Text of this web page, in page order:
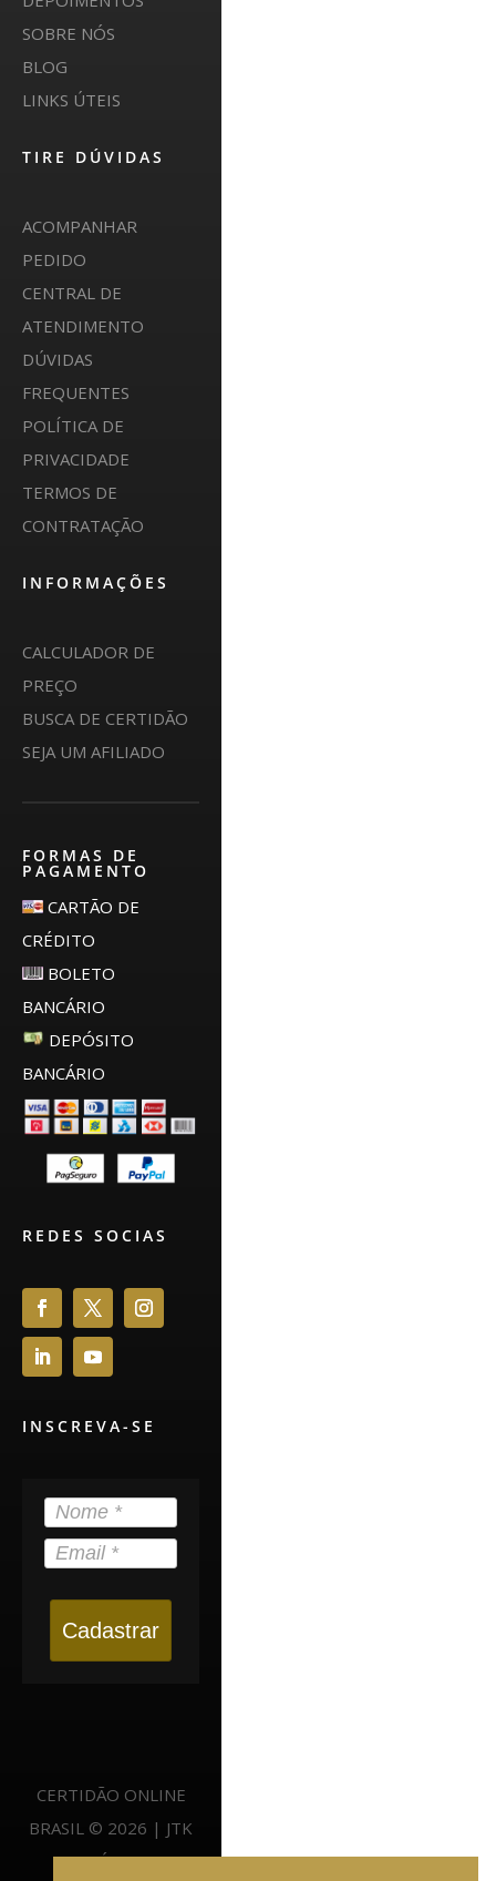
SOBRE NÓS
BLOG
LINKS ÚTEIS
TIRE DÚVIDAS
ACOMPANHAR
PEDIDO
CENTRAL DE
ATENDIMENTO
DÚVIDAS
FREQUENTES
POLÍTICA DE
PRIVACIDADE
TERMOS DE
CONTRATAÇÃO
INFORMAÇÕES
CALCULADOR DE
PREÇO
BUSCA DE CERTIDÃO
SEJA UM AFILIADO
FORMAS DE
PAGAMENTO
CARTÃO DE
CRÉDITO
BOLETO
BANCÁRIO
DEPÓSITO
BANCÁRIO
REDES SOCIAS
INSCREVA-SE
Cadastrar
CERTIDÃO ONLINE
BRASIL © 2026 | JTK
NEGÓCIOS -